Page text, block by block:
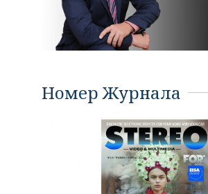
Номер Журнала